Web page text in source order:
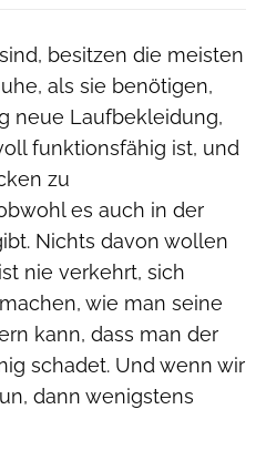
besitzen die meisten
als sie benötigen,
neue Laufbekleidung,
funktionsfähig ist, und
zu
es auch in der
Nichts davon wollen
nie verkehrt, sich
wie man seine
kann, dass man der
schadet. Und wenn wir
dann wenigstens